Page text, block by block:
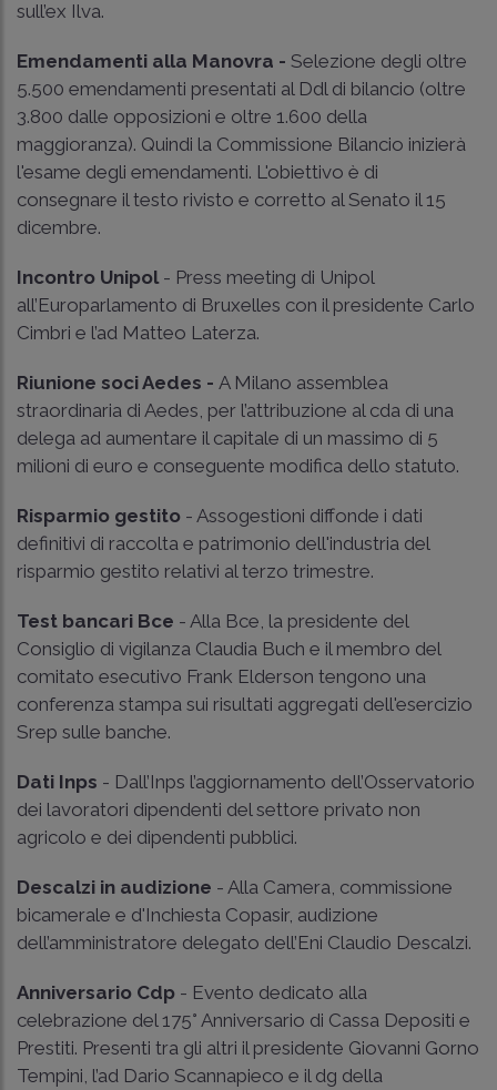
sull’ex Ilva.
Emendamenti alla Manovra - Selezione degli oltre
5.500 emendamenti presentati al Ddl di bilancio (oltre
3.800 dalle opposizioni e oltre 1.600 della
maggioranza). Quindi la Commissione Bilancio inizierà
l'esame degli emendamenti. L'obiettivo è di
consegnare il testo rivisto e corretto al Senato il 15
dicembre.
Incontro Unipol- Press meeting di Unipol
all’Europarlamento di Bruxelles con il presidente Carlo
Cimbri e l’ad Matteo Laterza.
Riunione soci Aedes - A Milano assemblea
straordinaria di Aedes, per l’attribuzione al cda di una
delega ad aumentare il capitale di un massimo di 5
milioni di euro e conseguente modifica dello statuto.
Risparmio gestito - Assogestioni diffonde i dati
definitivi di raccolta e patrimonio dell'industria del
risparmio gestito relativi al terzo trimestre.
Test bancari Bce - Alla Bce, la presidente del
Consiglio di vigilanza Claudia Buch e il membro del
comitato esecutivo Frank Elderson tengono una
conferenza stampa sui risultati aggregati dell'esercizio
Srep sulle banche.
Dati Inps - Dall’Inps l’aggiornamento dell’Osservatorio
dei lavoratori dipendenti del settore privato non
agricolo e dei dipendenti pubblici.
Descalzi in audizione - Alla Camera, commissione
bicamerale e d'Inchiesta Copasir, audizione
dell’amministratore delegato dell’Eni Claudio Descalzi.
Anniversario Cdp - Evento dedicato alla
celebrazione del 175° Anniversario di Cassa Depositi e
Prestiti. Presenti tra gli altri il presidente Giovanni Gorno
Tempini, l’ad Dario Scannapieco e il dg della